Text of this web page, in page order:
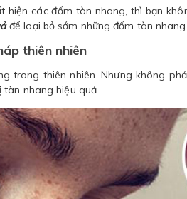
hiện các đốm tàn nhang, thì bạn
để loại bỏ sớm những đốm tàn
thiên nhiên
trong thiên nhiên. Nhưng không
nhang hiệu quả.